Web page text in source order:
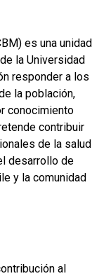
es una unidad
la Universidad
responder a los
la población,
conocimiento
contribuir
de la salud
desarrollo de
y la comunidad
al